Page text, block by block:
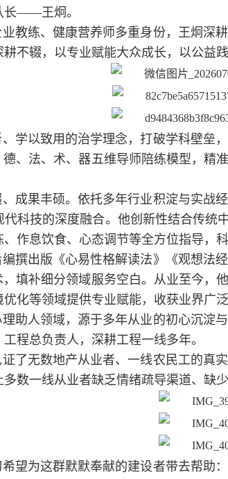
长——王炯。
教练、健康营养师多重身份，王炯
不辍，以专业赋能大众成长，以公益
学以致用的治学理念，打破学科壁
、法、术、器五维导师陪练模型，精
成果丰硕。依托多年行业积淀与实战
科技的深度融合。他创新性结合传
作息饮食、心态调节等全方位指导，
撰出版《心易性格解读法》《观想
填补细分领域服务空白。从业至今，
化等领域提供专业赋能，收获业界广
助人领域，源于多年从业的初心沉淀
程总负责人，深耕工程一线多年。
了无数地产从业者、一线农民工的真
数一线从业者缺乏情绪疏导渠道、缺
望为这群默默奉献的建设者带去帮